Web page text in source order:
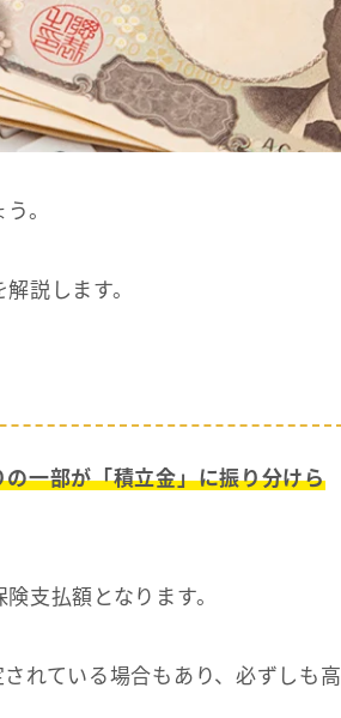
。
説します。
一部が「積立金」に振り分けら
支払額となります。
れている場合もあり、必ずしも高